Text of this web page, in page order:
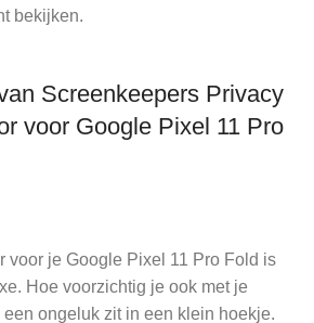
bekijken.
Screenkeepers Privacy
voor Google Pixel 11 Pro
voor je Google Pixel 11 Pro Fold is
Hoe voorzichtig je ook met je
ongeluk zit in een klein hoekje.